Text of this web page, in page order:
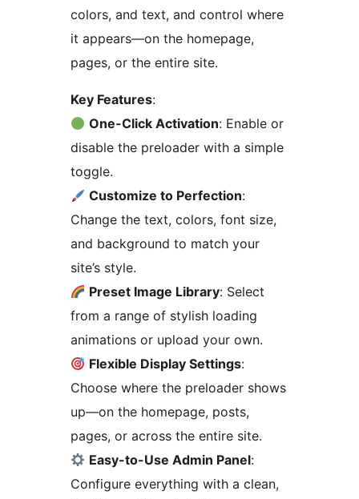
colors, and text, and control where
it appears—on the homepage,
pages, or the entire site.
Key Features:
One-Click Activation: Enable or
disable the preloader with a simple
toggle.
Customize to Perfection:
Change the text, colors, font size,
and background to match your
site’s style.
Preset Image Library: Select
from a range of stylish loading
animations or upload your own.
Flexible Display Settings:
Choose where the preloader shows
up—on the homepage, posts,
pages, or across the entire site.
Easy-to-Use Admin Panel:
Configure everything with a clean,